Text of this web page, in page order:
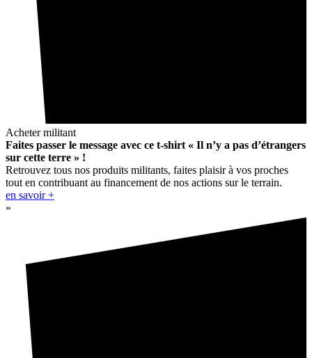
Acheter militant
Faites passer le message avec ce t-shirt « Il n’y a pas d’étrangers
sur cette terre » !
Retrouvez tous nos produits militants, faites plaisir à vos proches
tout en contribuant au financement de nos actions sur le terrain.
en savoir +
»